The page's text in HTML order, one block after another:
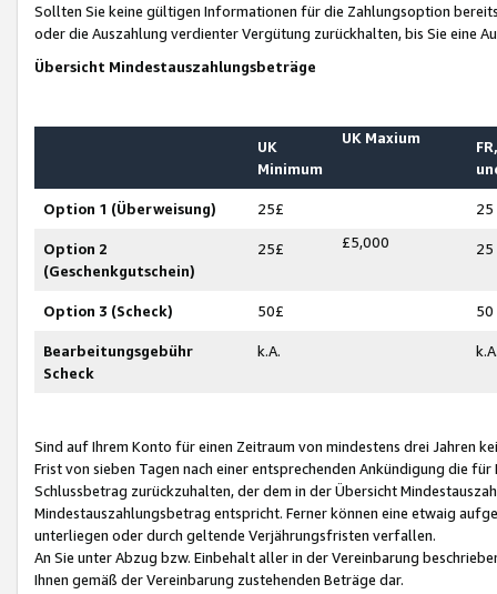
Sollten Sie keine gültigen Informationen für die Zahlungsoption
oder die Auszahlung verdienter Vergütung zurückhalten, bis Sie
Übersicht Mindestauszahlungsbeträge
UK
Minimum
UK Maxium
Option 1 (Überweisung) 25£ 25
Option 2
(Geschenkgutschein)
25£ £5,000 25
Option 3 (Scheck) 50£ 50
Bearbeitungsgebühr
Scheck
k.A.
Sind auf Ihrem Konto für einen Zeitraum von mindestens drei Jahren
Frist von sieben Tagen nach einer entsprechenden Ankündigung die
Schlussbetrag zurückzuhalten, der dem in der Übersicht
Mindestauszahlungsbetrag entspricht. Ferner können eine etwaig
unterliegen oder durch geltende Verjährungsfristen verfallen.
An Sie unter Abzug bzw. Einbehalt aller in der Vereinbarung
Ihnen gemäß der Vereinbarung zustehenden Beträge dar.